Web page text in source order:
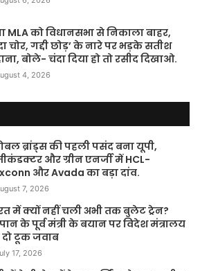
MLA को विधानसभा से निकाला बाहर,
चोर, गद्दी छोड़’ के नारे पर भड़के सतीश
बोले- चंदा दिया हो तो रसीद दिखाओ.
4, 2026
ब्रांड्स की पहली पसंद बना यूपी,
और ग्रीन एनर्जी में HCL-
और Avada का बड़ा दांव.
7, 2026
में क्यों नहीं चली अभी तक बुलेट ट्रेन?
के पूर्व मंत्री के बयान पर विदेश मंत्रालय
दो टूक जवाब
17, 2026